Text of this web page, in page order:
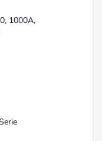
1000A,